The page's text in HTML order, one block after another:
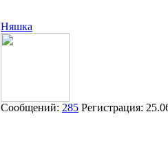
Няшка
Сообщений: 285 Регистрация: